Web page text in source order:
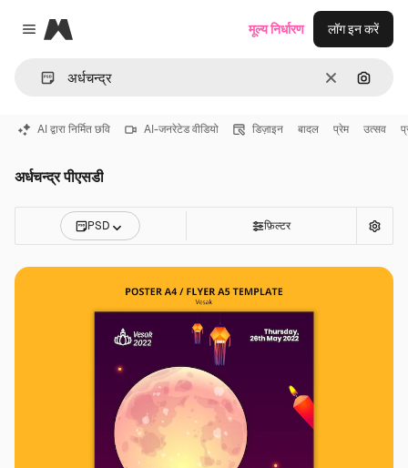
Close menu
Magnific
साफ़ इमेज से
मूल्य निर्धारण लॉग इन करें
AI द्वारा निर्मित छवि AI-जनरेटेड वीडियो डिज़ाइन बादल प्रेम उत्सव
अर्धचन्द्र पीएसडी
PSD फ़िल्टर